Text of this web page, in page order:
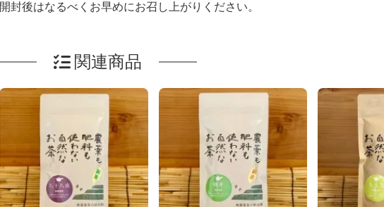
開封後はなるべくお早めにお召し上がりください。
関連商品